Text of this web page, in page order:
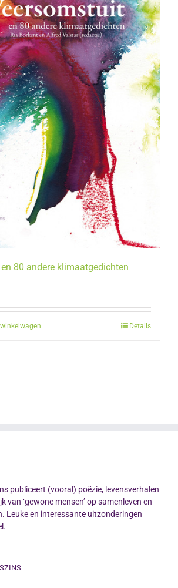
80 andere klimaatgedichten
Details
publiceert (vooral) poëzie, levensverhalen
van ‘gewone mensen’ op samenleven en
Leuke en interessante uitzonderingen